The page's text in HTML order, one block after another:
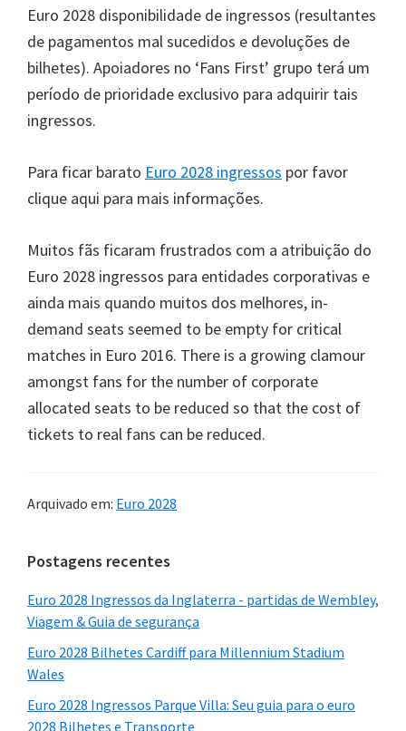
Euro 2028 disponibilidade de ingressos (resultantes
de pagamentos mal sucedidos e devoluções de
bilhetes). Apoiadores no ‘Fans First’ grupo terá um
período de prioridade exclusivo para adquirir tais
ingressos.
Para ficar barato Euro 2028 ingressos por favor
clique aqui para mais informações.
Muitos fãs ficaram frustrados com a atribuição do
Euro 2028 ingressos para entidades corporativas e
ainda mais quando muitos dos melhores, in-
demand seats seemed to be empty for critical
matches in Euro 2016. There is a growing clamour
amongst fans for the number of corporate
allocated seats to be reduced so that the cost of
tickets to real fans can be reduced.
Arquivado em: Euro 2028
Barra
lateral
principal
Postagens recentes
Euro 2028 Ingressos da Inglaterra - partidas de Wembley,
Viagem & Guia de segurança
Euro 2028 Bilhetes Cardiff para Millennium Stadium
Wales
Euro 2028 Ingressos Parque Villa: Seu guia para o euro
2028 Bilhetes e Transporte